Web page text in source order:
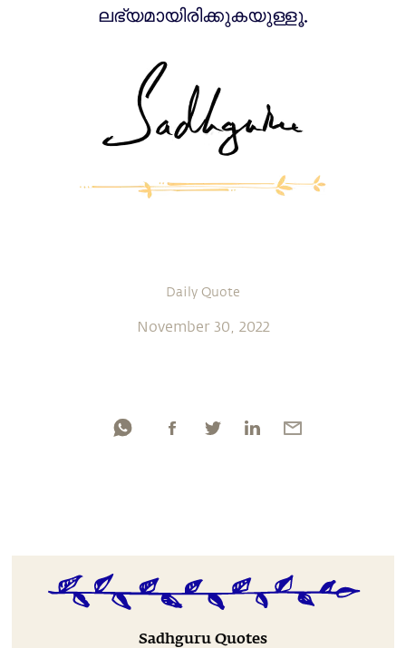
ലഭ്യമായിരിക്കുകയുള്ളൂ.
Daily Quote
November 30, 2022
Sadhguru Quotes